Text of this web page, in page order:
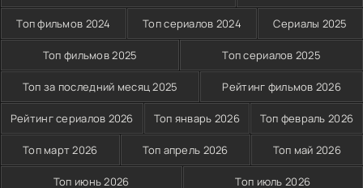
Топ фильмов 2024 Топ сериалов 2024 Сериалы 2025
Топ фильмов 2025 Топ сериалов 2025
Топ за последний месяц 2025 Рейтинг фильмов 2026
Рейтинг сериалов 2026 Топ январь 2026 Топ февраль 2026
Топ март 2026 Топ апрель 2026 Топ май 2026
Топ июнь 2026 Топ июль 2026